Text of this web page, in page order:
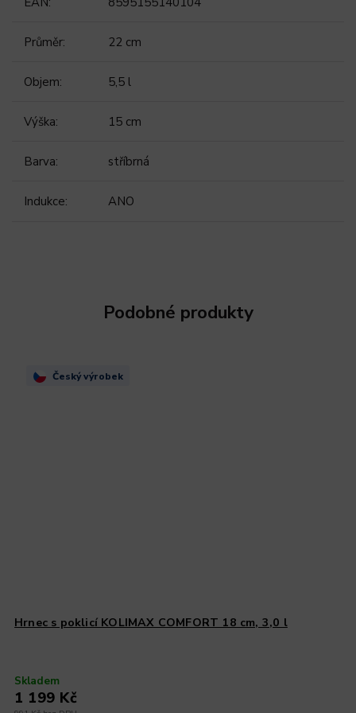
Průměr: 22 cm
Objem: 5,5 l
Výška: 15 cm
Barva: stříbrná
Indukce: ANO
Podobné produkty
Český výrobek
Hrnec s poklicí KOLIMAX COMFORT 18 cm, 3,0 l
Skladem
1 199 Kč